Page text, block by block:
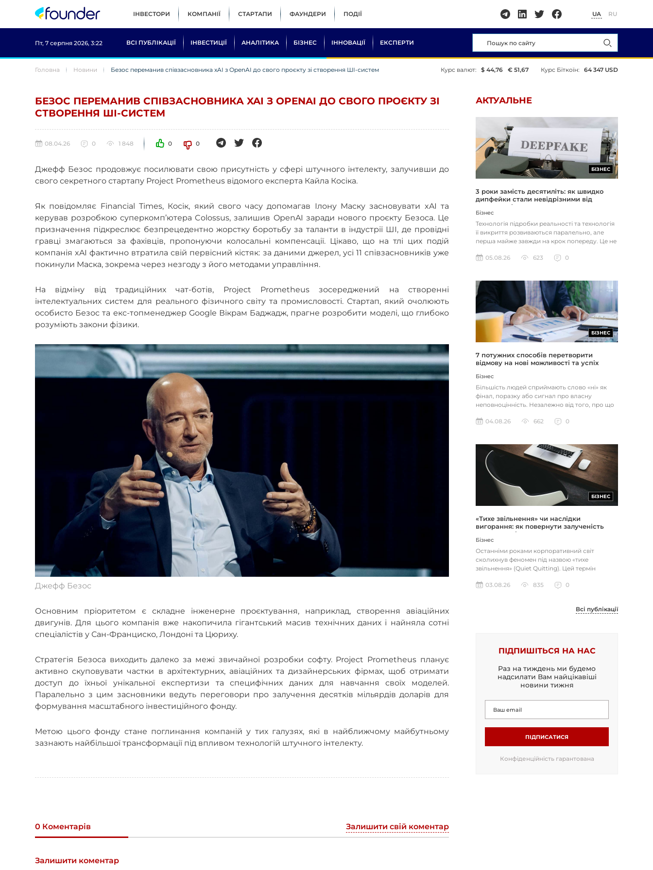
ІНВЕСТОРИ КОМПАНІЇ СТАРТАПИ ФАУНДЕРИ ПОДІЇ UA RU
Пт, 7 серпня 2026, 3:22 ВСІ ПУБЛІКАЦІЇ ІНВЕСТИЦІЇ АНАЛІТИКА БІЗНЕС ІННОВАЦІЇ ЕКСПЕРТИ
Головна Новини Безос переманив співзасновника xAI з OpenAI до свого проєкту зі створення ШІ-систем Курс валют: $ 44,76 € 51,67 Курс Біткоїн: 64 347 USD
БЕЗОС ПЕРЕМАНИВ СПІВЗАСНОВНИКА XAI З OPENAI ДО СВОГО ПРОЄКТУ ЗІ
СТВОРЕННЯ ШІ-СИСТЕМ
08.04.26 0 1 848 0 0
Джефф Безос продовжує посилювати свою присутність у сфері штучного інтелекту, залучивши до
свого секретного стартапу Project Prometheus відомого експерта Кайла Косіка.
Як повідомляє Financial Times, Косік, який свого часу допомагав Ілону Маску засновувати xAI та
керував розробкою суперкомп’ютера Colossus, залишив OpenAI заради нового проєкту Безоса. Це
призначення підкреслює безпрецедентно жорстку боротьбу за таланти в індустрії ШІ, де провідні
гравці змагаються за фахівців, пропонуючи колосальні компенсації. Цікаво, що на тлі цих подій
компанія xAI фактично втратила свій первісний кістяк: за даними джерел, усі 11 співзасновників уже
покинули Маска, зокрема через незгоду з його методами управління.
На відміну від традиційних чат-ботів, Project Prometheus зосереджений на створенні
інтелектуальних систем для реального фізичного світу та промисловості. Стартап, який очолюють
особисто Безос та екс-топменеджер Google Вікрам Баджадж, прагне розробити моделі, що глибоко
розуміють закони фізики.
Джефф Безос
Основним пріоритетом є складне інженерне проєктування, наприклад, створення авіаційних
двигунів. Для цього компанія вже накопичила гігантський масив технічних даних і найняла сотні
спеціалістів у Сан-Франциско, Лондоні та Цюриху.
Стратегія Безоса виходить далеко за межі звичайної розробки софту. Project Prometheus планує
активно скуповувати частки в архітектурних, авіаційних та дизайнерських фірмах, щоб отримати
доступ до їхньої унікальної експертизи та специфічних даних для навчання своїх моделей.
Паралельно з цим засновники ведуть переговори про залучення десятків мільярдів доларів для
формування масштабного інвестиційного фонду.
Метою цього фонду стане поглинання компаній у тих галузях, які в найближчому майбутньому
зазнають найбільшої трансформації під впливом технологій штучного інтелекту.
0 Коментарів Залишити свій коментар
Залишити коментар
АКТУАЛЬНЕ
БІЗНЕС
3 роки замість десятиліть: як швидко
дипфейки стали невідрізними від
реальності
Бізнес
Технологія підробки реальності та технологія
її викриття розвиваються паралельно, але
перша майже завжди на крок попереду. Це не
05.08.26
623 0
БІЗНЕС
7 потужних способів перетворити
відмову на нові можливості та успіх
Бізнес
Більшість людей сприймають слово «ні» як
фінал, поразку або сигнал про власну
неповноцінність. Незалежно від того, про що
04.08.26
662 0
БІЗНЕС
«Тихе звільнення» чи наслідки
вигорання: як повернути залученість
через сенс і мету
Бізнес
Останніми роками корпоративний світ
сколихнув феномен під назвою «тихе
звільнення» (Quiet Quitting). Цей термін
03.08.26
835 0
Всі публікації
ПІДПИШІТЬСЯ НА НАС
Раз на тиждень ми будемо
надсилати Вам найцікавіші
новини тижня
ПІДПИСАТИСЯ
Конфіденційність гарантована